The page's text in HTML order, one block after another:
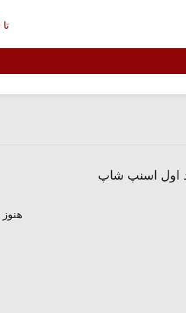
تا 70% تخفیف پیشنهاد شگفت انگیز مثبت سبز
اول اسنپ شاپ